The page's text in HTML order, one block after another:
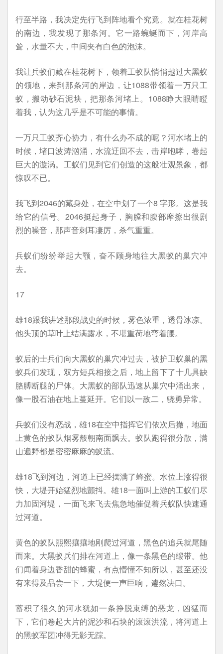
行至半路，我决定先行飞到阵地看个究竟。就在桂花树
的南边，我发现了那条河。它一路蜿蜒而下，河岸高
耸，水量不大，中间夹有白色的泡沫。
我让兵蚁们藏在桂花树下，领着工蚁队悄悄越过大黑蚁
的领地，来到那条河的岸边，让1088带领着一万只工
蚁，搬动砂石泥块，把那条河堵上。1088睁大眼睛瞪
着我，认为这几乎是不可能的事情。
一万只工蚁齐心协力，有什么办不成的呢？河水堵上的
时候，堵口波涛汹涌，水流迂回不去，击岸咆哮，卷起
巨大的漩涡。工蚁们见到它们创造的这般壮观景象，都
惊叹不已。
我飞到2046的藏身处，在空中划了一个8 字形。这是我
给它的信号。2046挺起身子，胸膛和腹部摩擦出很剧
烈的噪音，那声音刺耳凄厉，杀气重重。
兵蚁们纷纷举起大颚，奋不顾身地往大黑蚁的巢穴冲
去。
17
雄18跟我讲述那段战史的时候，雾色浓重，透骨冰凉。
他头顶的草叶上结满露水，不堪重荷地弯着腰。
蚁后的士兵们向大黑蚁的巢穴冲过去，被护卫蚁巢的黑
蚁兵们发现，双方短兵相接之后，地上留下了十几具缺
胳膊断腿的尸体。大黑蚁的部队迅速从巢穴中涌出来，
像一股石油在地上蔓延开。它们以一敌二，骁勇异常。
兵蚁们没有恋战，雄18在空中指挥它们依次后撤，地面
上黄色的蚁队烟雾般朝南面飘去。蚁队跑得很分散，满
山遍野都是密密麻麻的蚁流。
雄18飞到河边，河道上已经摆满了蜂蜜。水位上涨得很
快，大堤开始猛烈地颤抖。雄18一面叫上游的工蚁们尽
力加固河堤，一面飞来飞去焦急地催促着兵蚁队快速通
过河道。
黄色的蚁队熙熙攘攘地刚爬过河道，黑色的追兵就尾随
而来。大黑蚁兵们排在河道上，像一条黑色的缎带。他
们闻着身边香甜的蜂蜜，有点懵懂不知所以，甚至还没
有来得及品尝一下，大堤便一声巨响，遽然决口。
蓄积了很久的河水犹如一条挣脱束缚的恶龙，凶猛而
下，它们卷起大片的泥沙和石块的滚滚洪流，将河道上
的黑蚁军团冲得无影无踪。